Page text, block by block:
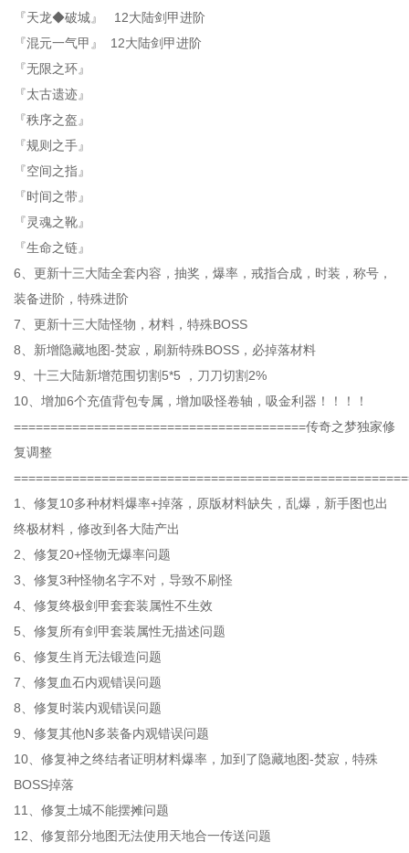
『天龙◆破城』 12大陆剑甲进阶
『混元一气甲』 12大陆剑甲进阶
『无限之环』
『太古遗迹』
『秩序之盔』
『规则之手』
『空间之指』
『时间之带』
『灵魂之靴』
『生命之链』
6、更新十三大陆全套内容，抽奖，爆率，戒指合成，时装，称号，
装备进阶，特殊进阶
7、更新十三大陆怪物，材料，特殊BOSS
8、新增隐藏地图-焚寂，刷新特殊BOSS，必掉落材料
9、十三大陆新增范围切割5*5 ，刀刀切割2%
10、增加6个充值背包专属，增加吸怪卷轴，吸金利器！！！！
========================================传奇之梦独家修
复调整
1、修复10多种材料爆率+掉落，原版材料缺失，乱爆，新手图也出
终极材料，修改到各大陆产出
2、修复20+怪物无爆率问题
3、修复3种怪物名字不对，导致不刷怪
4、修复终极剑甲套套装属性不生效
5、修复所有剑甲套装属性无描述问题
6、修复生肖无法锻造问题
7、修复血石内观错误问题
8、修复时装内观错误问题
9、修复其他N多装备内观错误问题
10、修复神之终结者证明材料爆率，加到了隐藏地图-焚寂，特殊
BOSS掉落
11、修复土城不能摆摊问题
12、修复部分地图无法使用天地合一传送问题